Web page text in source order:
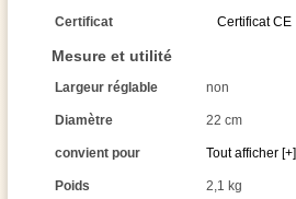
Certificat Certificat CE
Mesure et utilité
Largeur réglable non
Diamètre 22 cm
convient pour Tout afficher [+]
Poids 2,1 kg